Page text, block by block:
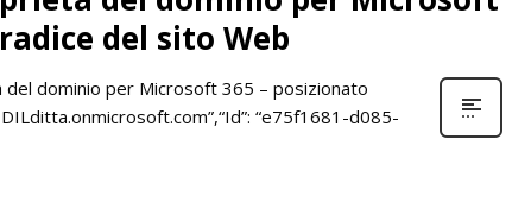
del sito Web
del dominio per Microsoft 365 – posizionato
“e75f1681-d085-